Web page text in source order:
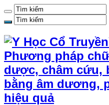
Phương pháp
dược, châm cứu,
bằng âm dương,
hiệu quả